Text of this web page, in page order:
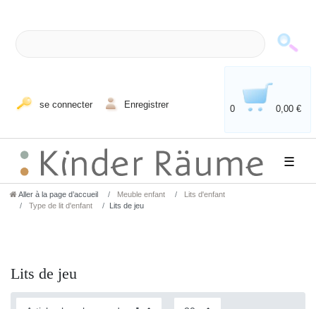
se connecter Enregistrer 0 0,00 €
☰
Aller à la page d’accueil Meuble enfant
Lits d'enfant
Type de lit d'enfant
Lits de jeu
Lits de jeu